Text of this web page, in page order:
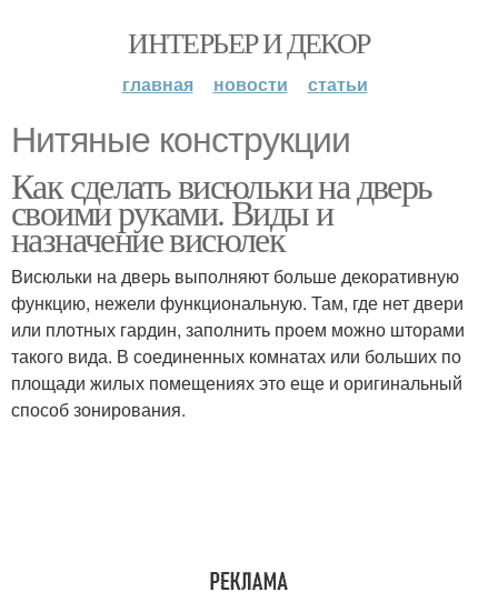
ИНТЕРЬЕР И ДЕКОР
главная новости статьи
Нитяные конструкции
Как сделать висюльки на дверь
своими руками. Виды и
назначение висюлек
Висюльки на дверь выполняют больше декоративную
функцию, нежели функциональную. Там, где нет двери
или плотных гардин, заполнить проем можно шторами
такого вида. В соединенных комнатах или больших по
площади жилых помещениях это еще и оригинальный
способ зонирования.